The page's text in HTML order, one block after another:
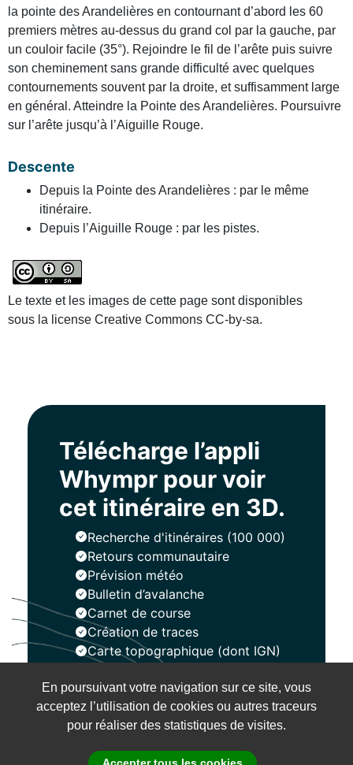
la pointe des Arandelières en contournant d’abord les 60
premiers mètres au-dessus du grand col par la gauche, par
un couloir facile (35°). Rejoindre le fil de l’arête puis suivre
son cheminement sans grande difficulté avec quelques
contournements souvent par la droite, et suffisamment large
en général. Atteindre la Pointe des Arandelières. Poursuivre
sur l’arête jusqu’à l’Aiguille Rouge.
Descente
Depuis la Pointe des Arandelières : par le même
itinéraire.
Depuis l’Aiguille Rouge : par les pistes.
Le texte et les images de cette page sont disponibles
sous la license Creative Commons CC-by-sa.
Télécharge l’appli
Whympr pour voir
cet itinéraire en 3D.
Recherche d'itinéraires (100 000)
Retours communautaire
Prévision météo
Bulletin d’avalanche
Carnet de course
Création de traces
Carte topographique (dont IGN)
Installer
En poursuivant votre navigation sur ce site, vous
acceptez l’utilisation de cookies ou autres traceurs
pour réaliser des statistiques de visites.